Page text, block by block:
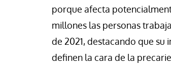
porque afecta
millones las personas
de 2021, destacando que
definen la cara de la